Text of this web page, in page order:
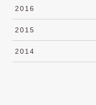
2016
2015
2014